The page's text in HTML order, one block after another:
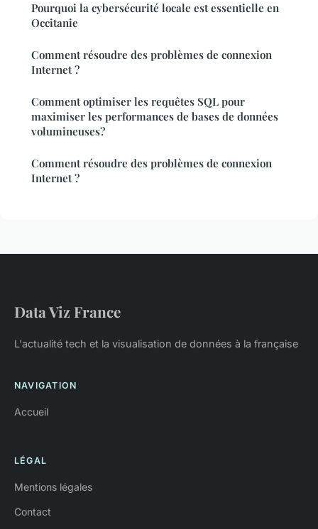
Pourquoi la cybersécurité locale est essentielle en
Occitanie
Comment résoudre des problèmes de connexion
Internet ?
Comment optimiser les requêtes SQL pour
maximiser les performances de bases de données
volumineuses?
Comment résoudre des problèmes de connexion
Internet ?
Data Viz France
L'actualité tech et la visualisation de données à la française
NAVIGATION
Accueil
LÉGAL
Mentions légales
Contact